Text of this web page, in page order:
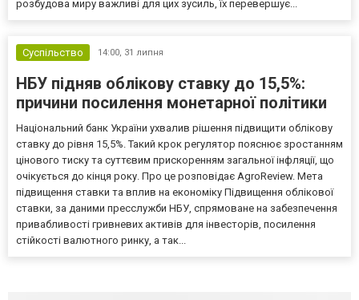
розбудова миру важливі для цих зусиль, їх перевершує...
Суспільство 14:00, 31 липня
НБУ підняв облікову ставку до 15,5%:
причини посилення монетарної політики
Національний банк України ухвалив рішення підвищити облікову
ставку до рівня 15,5%. Такий крок регулятор пояснює зростанням
цінового тиску та суттєвим прискоренням загальної інфляції, що
очікується до кінця року. Про це розповідає AgroReview. Мета
підвищення ставки та вплив на економіку Підвищення облікової
ставки, за даними пресслужби НБУ, спрямоване на забезпечення
привабливості гривневих активів для інвесторів, посилення
стійкості валютного ринку, а так...